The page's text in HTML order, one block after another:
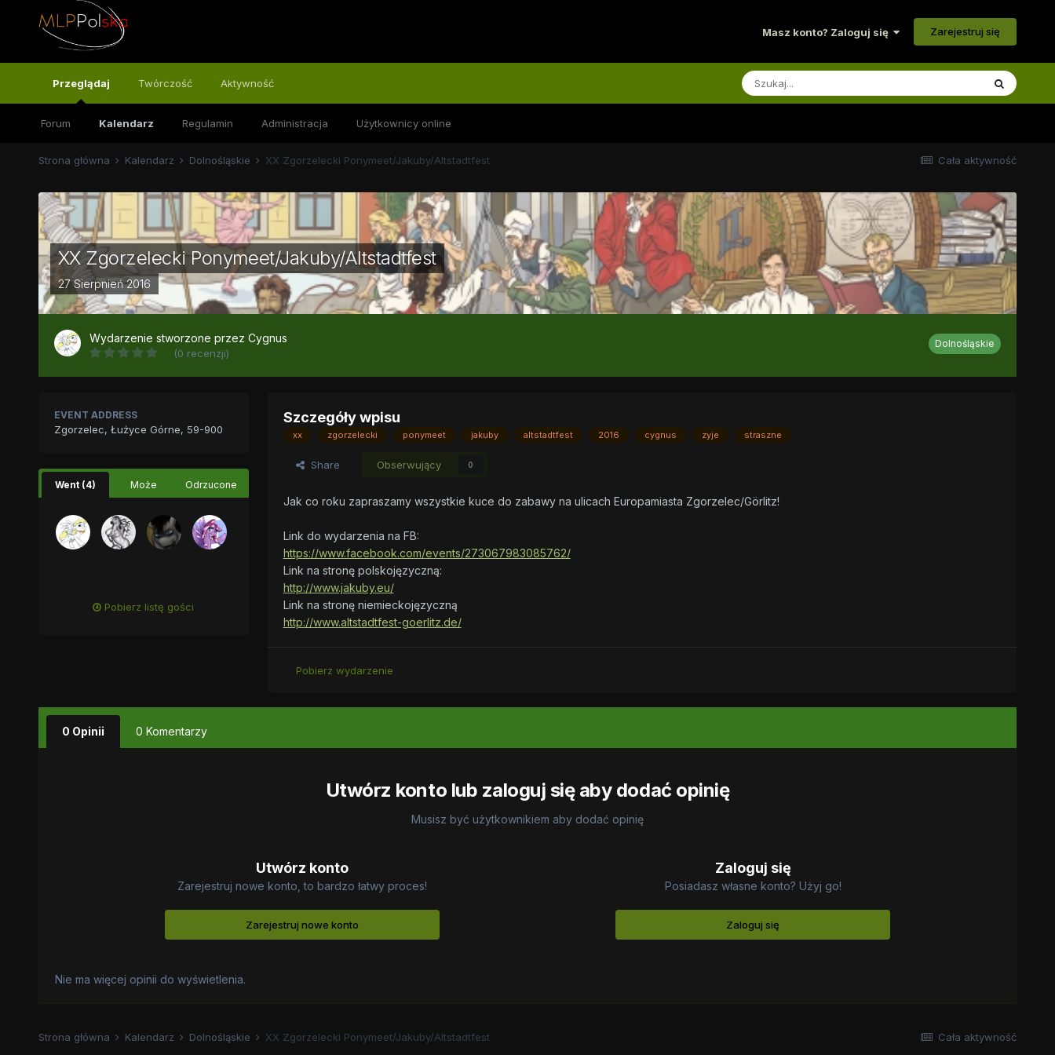
Masz konto? Zaloguj się Zarejestruj się
Przeglądaj
Forum Kalendarz Regulamin Administracja Użytkownicy online
Twórczość Aktywność
Cała aktywność
Strona główna Kalendarz Dolnośląskie XX Zgorzelecki Ponymeet/Jakuby/Altstadtfest
XX Zgorzelecki Ponymeet/Jakuby/Altstadtfest
27 Sierpnień 2016
Dolnośląskie
Wydarzenie stworzone przez Cygnus
(0 recenzji)
EVENT ADDRESS
Zgorzelec, Łużyce Górne, 59-900
Went (4) Może Odrzucone
Pobierz listę gości
Szczegóły wpisu
xx zgorzelecki ponymeet jakuby altstadtfest 2016 cygnus zyje straszne
Share Obserwujący 0
Jak co roku zapraszamy wszystkie kuce do zabawy na ulicach Europamiasta Zgorzelec/Görlitz!
Link do wydarzenia na FB:
https://www.facebook.com/events/273067983085762/
Link na stronę polskojęzyczną:
http://www.jakuby.eu/
Link na stronę niemieckojęzyczną
http://www.altstadtfest-goerlitz.de/
Pobierz wydarzenie
0 Opinii 0 Komentarzy
Utwórz konto lub zaloguj się aby dodać opinię
Musisz być użytkownikiem aby dodać opinię
Utwórz konto
Zarejestruj nowe konto, to bardzo łatwy proces!
Zarejestruj nowe konto
Zaloguj się
Posiadasz własne konto? Użyj go!
Zaloguj się
Nie ma więcej opinii do wyświetlenia.
Cała aktywność
Strona główna Kalendarz Dolnośląskie XX Zgorzelecki Ponymeet/Jakuby/Altstadtfest